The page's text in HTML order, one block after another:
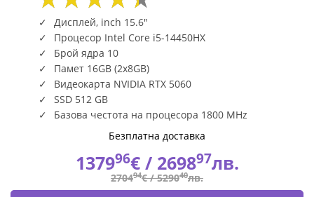
Дисплей, inch 15.6"
Процесор Intel Core i5-14450HX
Брой ядра 10
Памет 16GB (2x8GB)
Видеокарта NVIDIA RTX 5060
SSD 512 GB
Базова честота на процесора 1800 MHz
Безплатна доставка
137996€ / 269897лв.
270494€ /529040лв.